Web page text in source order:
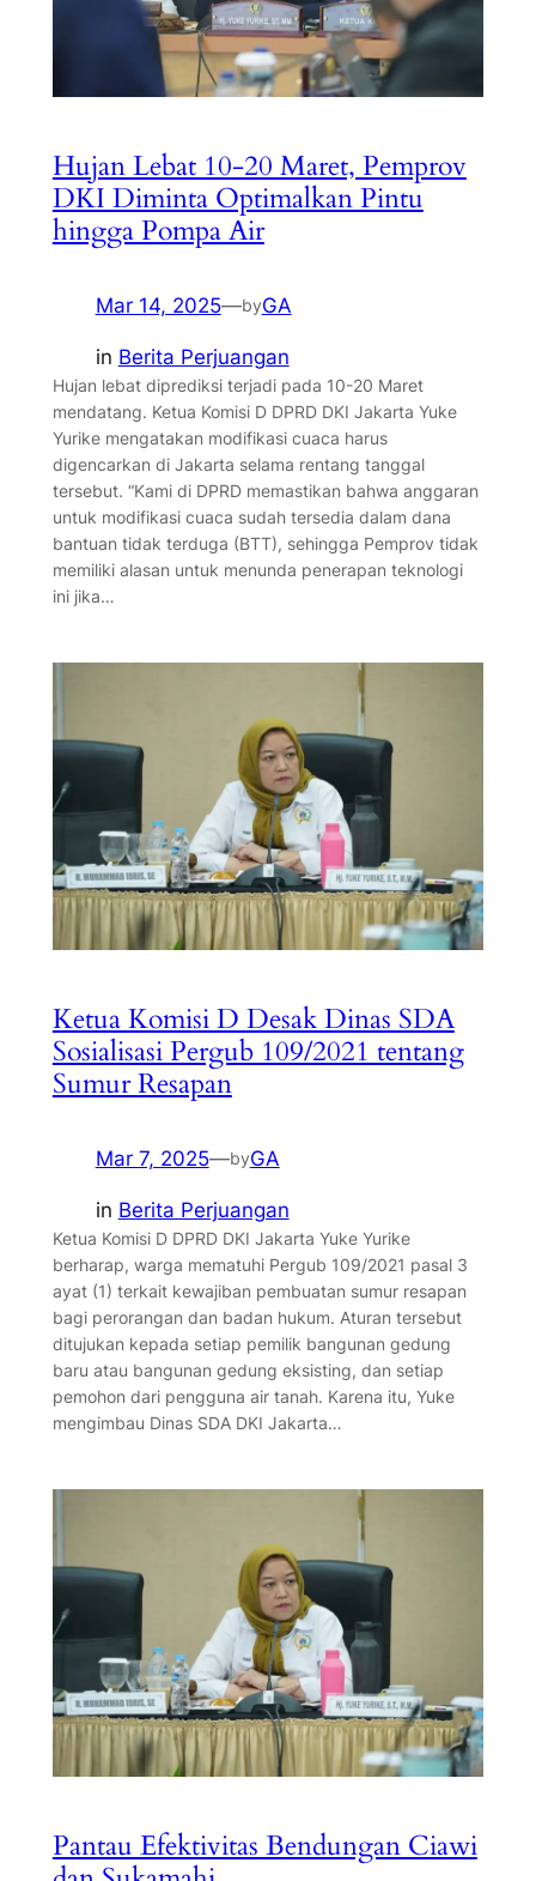
Hujan Lebat 10-20 Maret, Pemprov
DKI Diminta Optimalkan Pintu
hingga Pompa Air
Mar 14, 2025—byGA
in Berita Perjuangan
Hujan lebat diprediksi terjadi pada 10-20 Maret
mendatang. Ketua Komisi D DPRD DKI Jakarta Yuke
Yurike mengatakan modifikasi cuaca harus
digencarkan di Jakarta selama rentang tanggal
tersebut. “Kami di DPRD memastikan bahwa anggaran
untuk modifikasi cuaca sudah tersedia dalam dana
bantuan tidak terduga (BTT), sehingga Pemprov tidak
memiliki alasan untuk menunda penerapan teknologi
ini jika…
Ketua Komisi D Desak Dinas SDA
Sosialisasi Pergub 109/2021 tentang
Sumur Resapan
Mar 7, 2025—byGA
in Berita Perjuangan
Ketua Komisi D DPRD DKI Jakarta Yuke Yurike
berharap, warga mematuhi Pergub 109/2021 pasal 3
ayat (1) terkait kewajiban pembuatan sumur resapan
bagi perorangan dan badan hukum. Aturan tersebut
ditujukan kepada setiap pemilik bangunan gedung
baru atau bangunan gedung eksisting, dan setiap
pemohon dari pengguna air tanah. Karena itu, Yuke
mengimbau Dinas SDA DKI Jakarta…
Pantau Efektivitas Bendungan Ciawi